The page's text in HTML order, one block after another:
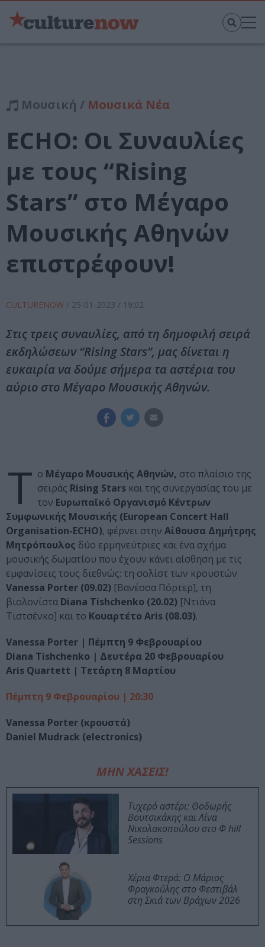
Μουσική / Μουσικά Νέα
ΕCHO: Οι Συναυλίες
με τους “Rising
Stars” στο Μέγαρο
Μουσικής Αθηνών
επιστρέφουν!
CULTURENOW / 25-01-2023 / 19:02
Στις τρεις συναυλίες, από τη δημοφιλή σειρά
εκδηλώσεων “Rising Stars”, μας δίνεται η
ευκαιρία να δούμε σήμερα τα αστέρια του
αύριο στο Μέγαρο Μουσικής Αθηνών.
Τ ο Μέγαρο Μουσικής Αθηνών, στο πλαίσιο της
σειράς Rising Stars και της συνεργασίας του με
τον Ευρωπαϊκό Οργανισμό Κέντρων
Συμφωνικής Μουσικής (European Concert Hall
Organisation-ΕCHO), φέρνει στην Αίθουσα Δημήτρης
Μητρόπουλος δύο ερμηνεύτριες και ένα σχήμα
μουσικής δωματίου που έχουν κάνει αίσθηση με τις
εμφανίσεις τους διεθνώς: τη σολίστ των κρουστών
Vanessa Porter (09.02) [Βανέσσα Πόρτερ], τη
βιολονίστα Diana Tishchenko (20.02) [Ντιάνα
Τιστσένκο] και το Κουαρτέτο Aris (08.03).
Vanessa Porter | Πέμπτη 9 Φεβρουαρίου
Diana Tishchenko | Δευτέρα 20 Φεβρουαρίου
Aris Quartett | Τετάρτη 8 Μαρτίου
Πέμπτη 9 Φεβρουαρίου | 20:30
Vanessa Porter (κρουστά)
Daniel Mudrack (electronics)
ΜΗΝ ΧΑΣΕΙΣ!
Τυχερό αστέρι: Θοδωρής
Βουτσικάκης και Λίνα
Νικολακοπούλου στο Φ hill
Sessions
Χέρια Φτερά: Ο Μάριος
Φραγκούλης στο Φεστιβάλ
στη Σκιά των Βράχων 2026